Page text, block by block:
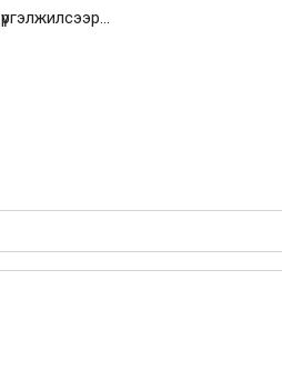
үргэлжилсээр...